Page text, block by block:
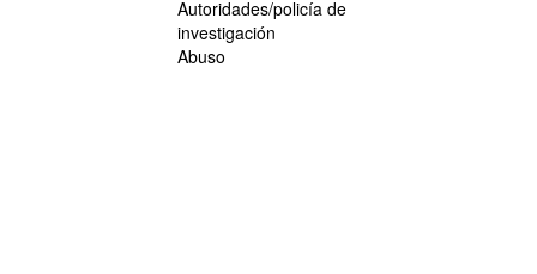
Autoridades/policía de
investigación
Abuso